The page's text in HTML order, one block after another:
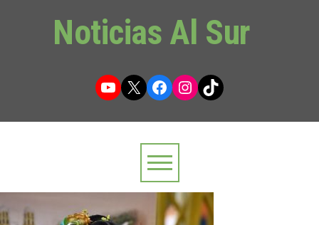
Noticias Al Sur
YouTube
X Facebook
Instagram
TikTok